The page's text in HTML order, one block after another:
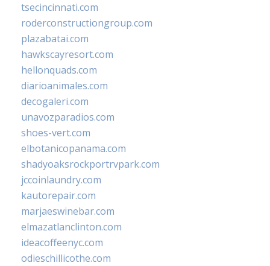
tsecincinnati.com
roderconstructiongroup.com
plazabatai.com
hawkscayresort.com
hellonquads.com
diarioanimales.com
decogaleri.com
unavozparadios.com
shoes-vert.com
elbotanicopanama.com
shadyoaksrockportrvpark.com
jccoinlaundry.com
kautorepair.com
marjaeswinebar.com
elmazatlanclinton.com
ideacoffeenyc.com
odieschillicothe.com